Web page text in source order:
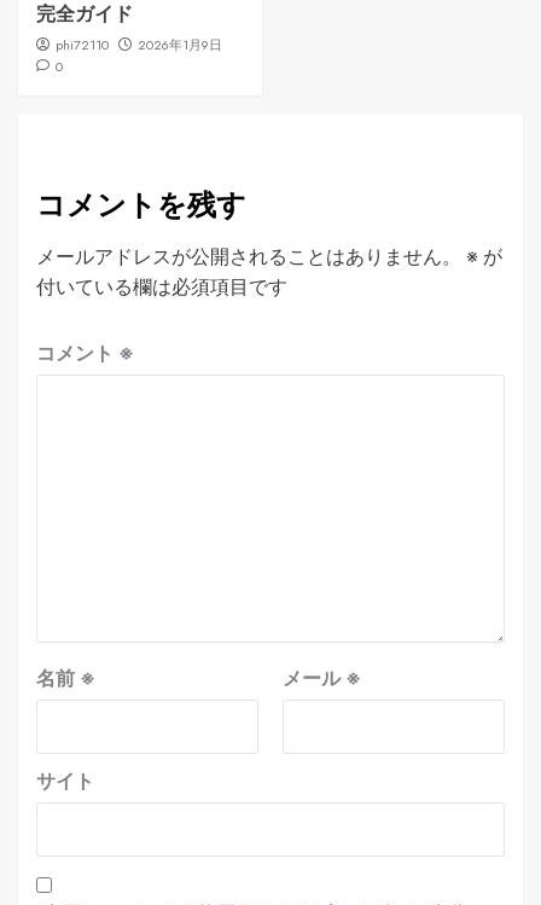
完全ガイド
phi72110
2026年1月9日
0
コメントを残す
メールアドレスが公開されることはありません。 ※ が
付いている欄は必須項目です
コメント ※
名前 ※ メール※
サイト